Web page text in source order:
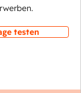
testen